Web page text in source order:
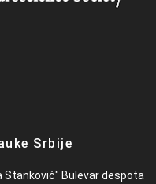
Srbije
Bulevar despota